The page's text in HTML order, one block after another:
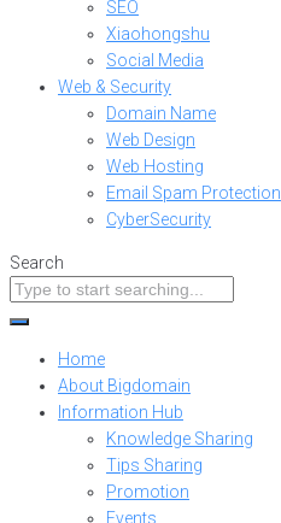
SEO
Xiaohongshu
Social Media
Web & Security
Domain Name
Web Design
Web Hosting
Email Spam Protection
CyberSecurity
Search
Home
About Bigdomain
Information Hub
Knowledge Sharing
Tips Sharing
Promotion
Events